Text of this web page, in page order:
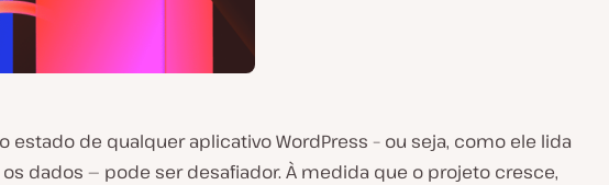
estado de qualqueraplicativo WordPress – ou seja, como ele lida
os dados — pode ser desafiador. À medida que o projeto cresce,